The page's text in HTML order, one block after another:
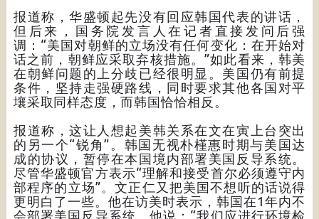
报道称，华盛顿起先没有回应韩国代表的讲话，
但后来，国务院发言人在记者直接发问后强
调：“美国对朝鲜的立场没有任何变化：在开始对
话之前，朝鲜应采取弃核措施。”如此看来，韩美
在朝鲜问题的上分歧已经很明显。美国仍有前提
条件，坚持走强硬路线，同时要求其他各国对平
壤采取同样态度，而韩国恰恰相反。
报道称，这让人想起美韩关系在文在寅上台突出
的另一个“锐角”。韩国无视朴槿惠时期与美国达
成的协议，暂停在本国境内部署美国反导系统。
尽管华盛顿官方表示“理解和接受首尔必须遵守内
部程序的立场”。文正仁又把美国不想听的话说得
更明白了一些。他在访美时表示，韩国在1年内不
会部署美国反导系统。他说：“我们应进行环境检